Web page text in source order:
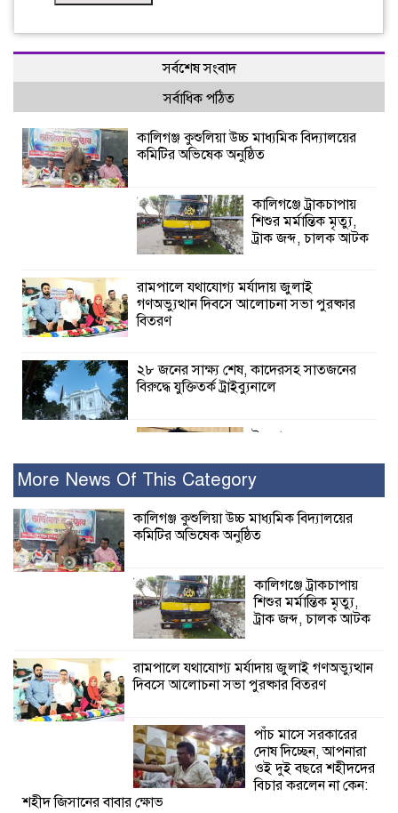
সর্বশেষ সংবাদ
সর্বাধিক পঠিত
কালিগঞ্জ কুশুলিয়া উচ্চ মাধ্যমিক বিদ্যালয়ের
কমিটির অভিষেক অনুষ্ঠিত
কালিগঞ্জে ট্রাকচাপায়
শিশুর মর্মান্তিক মৃত্যু,
ট্রাক জব্দ, চালক আটক
রামপালে যথাযোগ্য মর্যাদায় জুলাই
গণঅভ্যুত্থান দিবসে আলোচনা সভা পুরষ্কার
বিতরণ
২৮ জনের সাক্ষ্য শেষ, কাদেরসহ সাতজনের
বিরুদ্ধে যুক্তিতর্ক ট্রাইব্যুনালে
ইসলামের সবচেয়ে
নুর
পাঁচ মাসে সরকারের দোষ দিচ্ছেন, আপনারা
কালিগঞ্জে নিখোঁজ জেলের মরদেহ অবশেষে
মিলল ইছামতী নদীতে
শ্রীউলা ইউনিয়ন
অনুষ্ঠিত
শ্যামনগরে জলবায়ু সহনশীল জনগোষ্ঠী গঠনে
প্রকল্পের অংশগ্রহণমূলক শিখন ও অভিজ্ঞতা
More News Of This Category
কালিগঞ্জ কুশুলিয়া উচ্চ মাধ্যমিক বিদ্যালয়ের
কমিটির অভিষেক অনুষ্ঠিত
কালিগঞ্জে ট্রাকচাপায়
শিশুর মর্মান্তিক মৃত্যু,
ট্রাক জব্দ, চালক আটক
রামপালে যথাযোগ্য মর্যাদায় জুলাই গণঅভ্যুত্থান
দিবসে আলোচনা সভা পুরষ্কার বিতরণ
পাঁচ মাসে সরকারের
দোষ দিচ্ছেন, আপনারা
ওই দুই বছরে শহীদদের
বিচার করলেন না কেন:
শহীদ জিসানের বাবার ক্ষোভ